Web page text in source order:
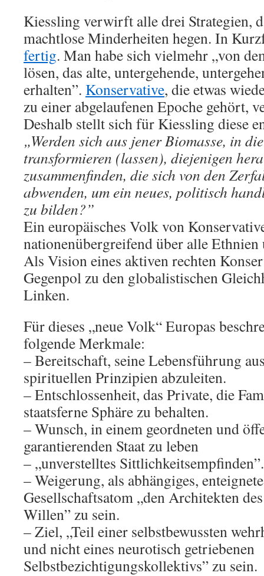
Kiessling verwirft alle drei Strategien,
machtlose Minderheiten hegen. In
fertig. Man habe sich vielmehr „von
lösen, das alte, untergehende,
erhalten”. Konservative, die etwas
zu einer abgelaufenen Epoche gehört,
Deshalb stellt sich für Kiessling diese
„Werden sich aus jener Biomasse, in
transformieren (lassen), diejenigen
zusammenfinden, die sich von den
abwenden, um ein neues, politisch
zu bilden?”
Ein europäisches Volk von
nationenübergreifend über alle
Als Vision eines aktiven rechten
Gegenpol zu den globalistischen
Linken.
Für dieses „neue Volk“ Europas
folgende Merkmale:
– Bereitschaft, seine Lebensführung
spirituellen Prinzipien abzuleiten.
– Entschlossenheit, das Private, die
staatsferne Sphäre zu behalten.
– Wunsch, in einem geordneten und
garantierenden Staat zu leben
– „unverstelltes Sittlichkeitsempfinden”.
– Weigerung, als abhängiges,
Gesellschaftsatom „den Architekten
Willen” zu sein.
– Ziel, „Teil einer selbstbewussten
und nicht eines neurotisch getriebenen
Selbstbezichtigungskollektivs” zu sein.